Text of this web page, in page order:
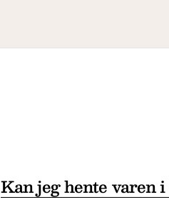
Kan jeg hente varen